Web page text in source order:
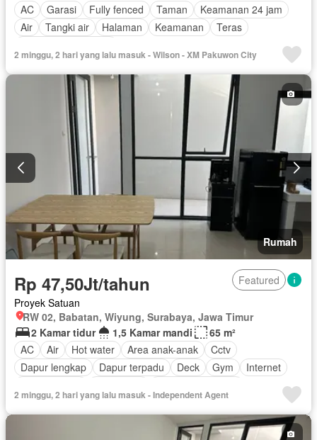
AC
Garasi Fully fenced Taman
Keamanan 24 jam
Air
Tangki air Halaman Keamanan
Teras
2 minggu, 2 hari yang lalu masuk - Wilson - XM Pakuwon City
Rumah
Rp 47,50Jt/tahun
Featured
Proyek Satuan
RW 02, Babatan, Wiyung, Surabaya, Jawa Timur
2 Kamar tidur
1,5 Kamar mandi
65 m²
AC
Air Hot water Area anak-anak
Cctv
Dapur lengkap
Dapur terpadu Deck Gym
Internet
Kolam renang
Lapangan tenis
Lemari pakaian bawaan
Pemandangan panorama
2 minggu, 2 hari yang lalu masuk - Independent Agent